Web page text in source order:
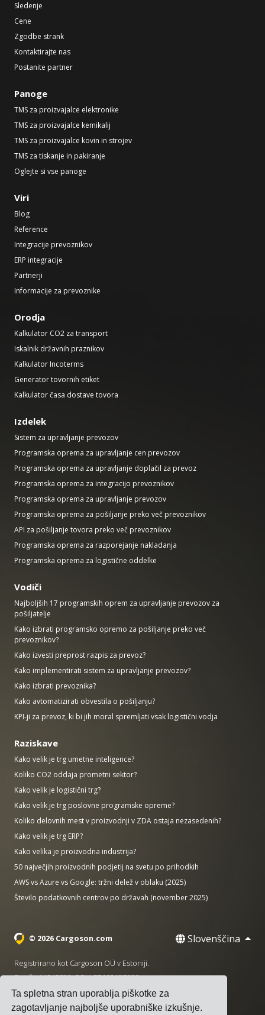
Ta spletna stran uporablja piškotke za
zagotavljanje najboljše uporabniške izkušnje.
Sledenje
Cene
Zgodbe strank
Kontaktirajte nas
Postanite partner
Panoge
TMS za proizvajalce elektronike
TMS za proizvajalce kemikalij
TMS za proizvajalce kovin in strojev
TMS za tiskanje in pakiranje
Oglejte si vse panoge
Viri
Blog
Reference
Integracije prevoznikov
ERP integracije
Partnerji
Informacije za prevoznike
Orodja
Kalkulator CO2 za transport
Iskalnik državnih praznikov
Kalkulator Incoterms
Generator tovornih etiket
Kalkulator časa dostave tovora
Izdelek
Sistem za upravljanje prevozov
Programska oprema za upravljanje cen prevozov
Programska oprema za upravljanje doplačil za prevoz
Programska oprema za integracijo prevoznikov
Programska oprema za upravljanje prevozov
Programska oprema za pošiljanje preko več prevoznikov
API za pošiljanje tovora preko več prevoznikov
Programska oprema za razporejanje nakladanja
Programska oprema za logistične oddelke
Vodiči
Najboljših 17 programskih oprem za upravljanje prevozov za
pošiljatelje
Kako izbrati programsko opremo za pošiljanje preko več
prevoznikov?
Kako izvesti preprost razpis za prevoz?
Kako implementirati sistem za upravljanje prevozov?
Kako izbrati prevoznika?
Kako avtomatizirati obvestila o pošiljanju?
KPI-ji za prevoz, ki bi jih moral spremljati vsak logistični vodja
Raziskave
Kako velik je trg umetne inteligence?
Koliko CO2 oddaja prometni sektor?
Kako velik je logistični trg?
Kako velik je trg poslovne programske opreme?
Koliko delovnih mest v proizvodnji v ZDA ostaja nezasedenih?
Kako velik je trg ERP?
Kako velika je proizvodna industrija?
50 največjih proizvodnih podjetij na svetu po prihodkih
AWS vs Azure vs Google: tržni delež v oblaku (2025)
Število podatkovnih centrov po državah (november 2025)
© 2026 Cargoson.com Slovenščina
Registrirano kot Cargoson OÜ v Estoniji.
Reg št: 14545832. DDV: EE102137680.
Sedež: Pärnu mnt. 141, 11314 Talin, Estonija